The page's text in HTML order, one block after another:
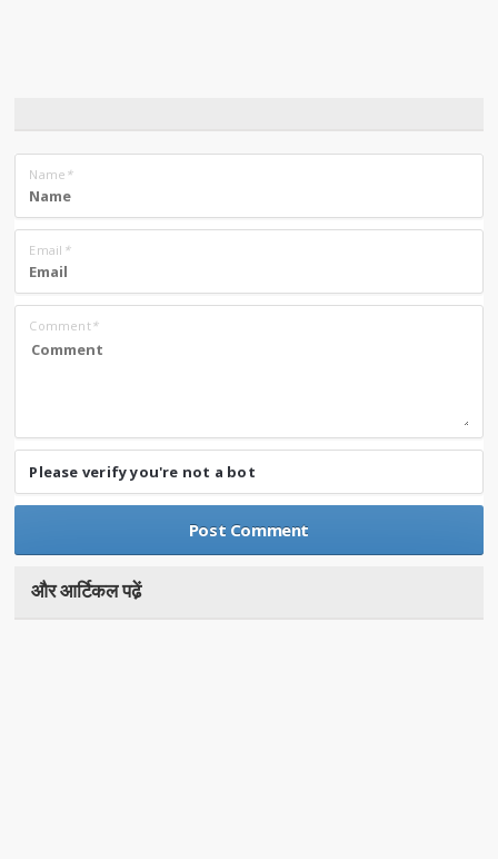
Name *
Email *
Comment*
Please verify you're not a bot
और आर्टिकल पढे़ं